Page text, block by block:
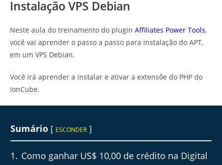
Instalação VPS Debian
Neste aula do treinamento do plugin Affiliates Power Tools,
você vai aprender o passo a passo para instalação do APT,
em um VPS Debian.
Você irá aprender a instalar e ativar a extensõe do PHP do
IonCube.
Sumário [ ESCONDER ]
1
Como ganhar US$ 10,00 de crédito na Digital